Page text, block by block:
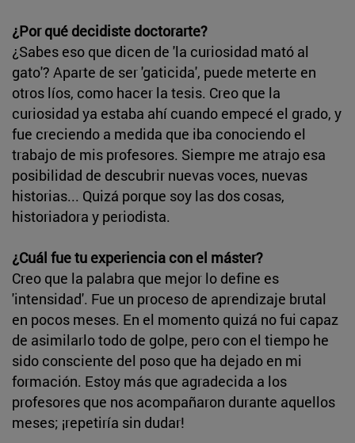
¿Por qué decidiste doctorarte?
¿Sabes eso que dicen de 'la curiosidad mató al
gato'? Aparte de ser 'gaticida', puede meterte en
otros líos, como hacer la tesis. Creo que la
curiosidad ya estaba ahí cuando empecé el grado, y
fue creciendo a medida que iba conociendo el
trabajo de mis profesores. Siempre me atrajo esa
posibilidad de descubrir nuevas voces, nuevas
historias... Quizá porque soy las dos cosas,
historiadora y periodista.
¿Cuál fue tu experiencia con el máster?
Creo que la palabra que mejor lo define es
'intensidad'. Fue un proceso de aprendizaje brutal
en pocos meses. En el momento quizá no fui capaz
de asimilarlo todo de golpe, pero con el tiempo he
sido consciente del poso que ha dejado en mi
formación. Estoy más que agradecida a los
profesores que nos acompañaron durante aquellos
meses; ¡repetiría sin dudar!